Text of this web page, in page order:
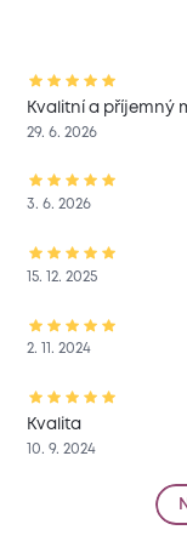
Kvalitní a příjemný
29. 6. 2026
3. 6. 2026
15. 12. 2025
2. 11. 2024
Kvalita
10. 9. 2024